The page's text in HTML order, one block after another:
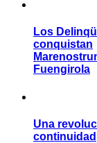
Los
conquistan
Fuengirola
Una
continuidad